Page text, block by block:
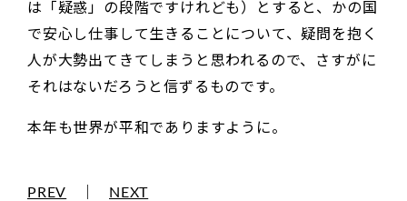
は「疑惑」の段階ですけれども）とすると、かの国
で安心し仕事して生きることについて、疑問を抱く
人が大勢出てきてしまうと思われるので、さすがに
それはないだろうと信ずるものです。
本年も世界が平和でありますように。
PREV NEXT